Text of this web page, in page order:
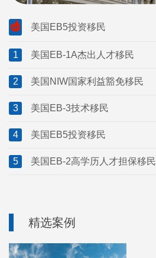
美国EB5投资移民
1 美国EB-1A杰出人才移民
2 美国NIW国家利益豁免移民
3 美国EB-3技术移民
4 美国EB5投资移民
5 美国EB-2高学历人才担保移民
精选案例